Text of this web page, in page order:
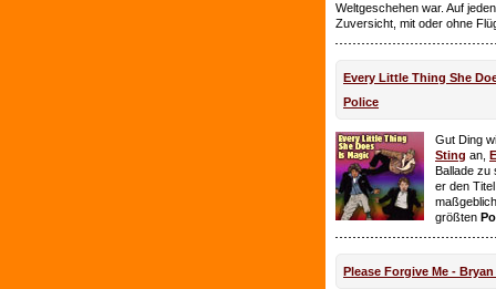
Weltgeschehen war. Auf
Zuversicht, mit oder ohne
Every Little Thing She
Police
Gut Ding
Sting an,
Ballade zu
er den
größten
Please Forgive Me -